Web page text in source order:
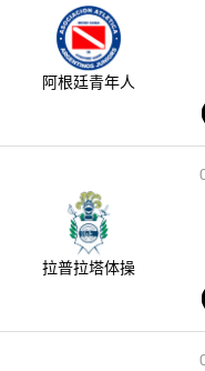
阿根廷青年人
拉普拉塔体操